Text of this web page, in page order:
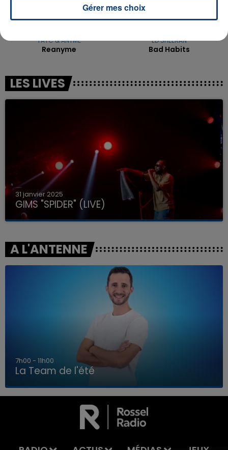
LA TEAM DE L'ÉTÉ
TAYC & ANYME
Reanyme
ED SHEERAN
Bad Habits
LES LIVES
31 janvier 2025
GIMS "SPIDER" (LIVE)
A L'ANTENNE
7h00 - 11h00
La Team de l'été
Gérer mes choix